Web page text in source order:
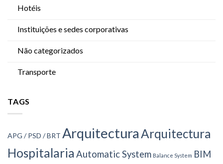
Hotéis
Instituições e sedes corporativas
Não categorizados
Transporte
TAGS
APG / PSD / BRT Arquitectura Arquitectura
Hospitalaria Automatic System Balance System BIM